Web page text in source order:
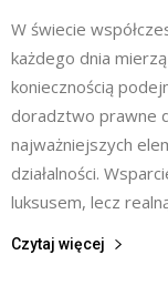
W świecie
każdego dnia
koniecznością
doradztwo prawne
najważniejszych
działalności.
luksusem, lecz
Czytaj więcej